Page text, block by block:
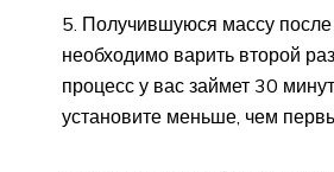
Получившуюся массу
необходимо варить второй
процесс у вас займет 30
установите меньше, чем